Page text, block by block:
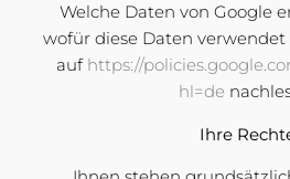
Welche Daten von Google
wofür diese Daten
auf https://
hl=de
Ihre